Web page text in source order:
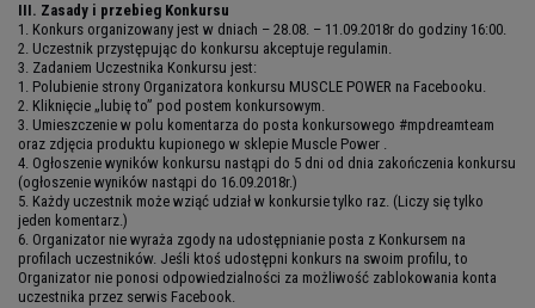
III. Zasady i przebieg Konkursu
1. Konkurs organizowany jest w dniach – 28.08. – 11.09.2018r do godziny 16:00.
2. Uczestnik przystępując do konkursu akceptuje regulamin.
3. Zadaniem Uczestnika Konkursu jest:
1. Polubienie strony Organizatora konkursu MUSCLE POWER na Facebooku.
2. Kliknięcie „lubię to” pod postem konkursowym.
3. Umieszczenie w polu komentarza do posta konkursowego #mpdreamteam
oraz zdjęcia produktu kupionego w sklepie Muscle Power .
4. Ogłoszenie wyników konkursu nastąpi do 5 dni od dnia zakończenia konkursu
(ogłoszenie wyników nastąpi do 16.09.2018r.)
5. Każdy uczestnik może wziąć udział w konkursie tylko raz. (Liczy się tylko
jeden komentarz.)
6. Organizator nie wyraża zgody na udostępnianie posta z Konkursem na
profilach uczestników. Jeśli ktoś udostępni konkurs na swoim profilu, to
Organizator nie ponosi odpowiedzialności za możliwość zablokowania konta
uczestnika przez serwis Facebook.